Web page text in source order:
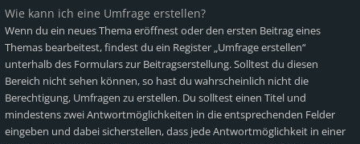
Wie kann ich eine Umfrage erstellen?
Wenn du ein neues Thema eröffnest oder den ersten Beitrag eines
Themas bearbeitest, findest du ein Register „Umfrage erstellen“
unterhalb des Formulars zur Beitragserstellung. Solltest du diesen
Bereich nicht sehen können, so hast du wahrscheinlich nicht die
Berechtigung, Umfragen zu erstellen. Du solltest einen Titel und
mindestens zwei Antwortmöglichkeiten in die entsprechenden Felder
eingeben und dabei sicherstellen, dass jede Antwortmöglichkeit in einer